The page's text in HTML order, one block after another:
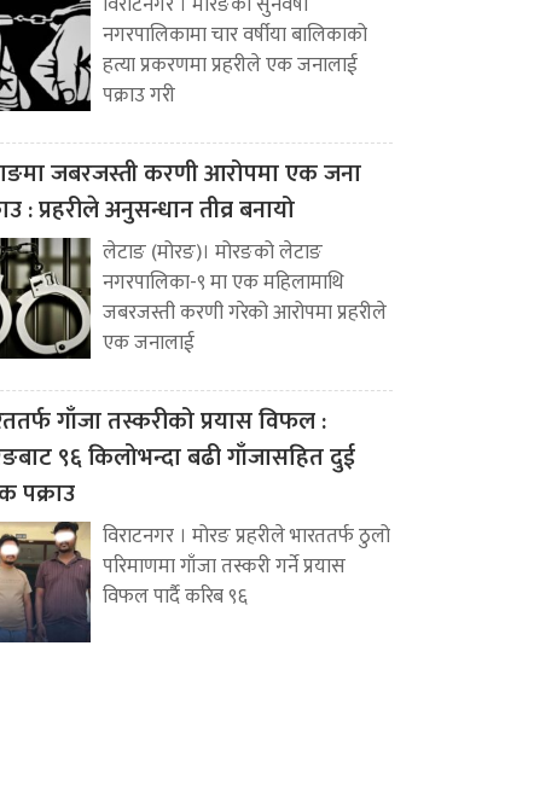
नगरपालिकामा चार वर्षीया बालिकाको
हत्या प्रकरणमा प्रहरीले एक जनालाई
पक्राउ गरी
जबरजस्ती करणी आरोपमा एक जना
: प्रहरीले अनुसन्धान तीव्र बनायो
लेटाङ (मोरङ)। मोरङको लेटाङ
नगरपालिका-९ मा एक महिलामाथि
जबरजस्ती करणी गरेको आरोपमा प्रहरीले
एक जनालाई
गाँजा तस्करीको प्रयास विफल :
९६ किलोभन्दा बढी गाँजासहित दुई
पक्राउ
विराटनगर । मोरङ प्रहरीले भारततर्फ ठुलो
परिमाणमा गाँजा तस्करी गर्ने प्रयास
विफल पार्दै करिब ९६